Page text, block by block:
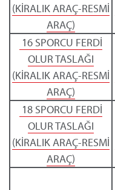
(KİRALIK ARAÇ-RESMİ
ARAÇ)
16 SPORCU FERDİ
OLUR TASLAĞI
(KİRALIK ARAÇ-RESMİ
ARAÇ)
18 SPORCU FERDİ
OLUR TASLAĞI
(KİRALIK ARAÇ-RESMİ
ARAÇ)